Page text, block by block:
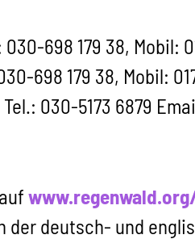
698 179 38, Mobil:
698 179 38, Mobil:
030-5173 6879
deutsch- und